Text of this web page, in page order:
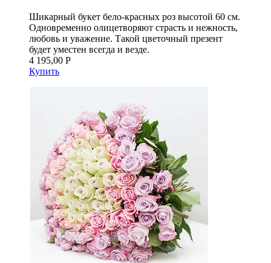
Шикарный букет бело-красных роз высотой 60 см.
Одновременно олицетворяют страсть и нежность,
любовь и уважение. Такой цветочный презент
будет уместен всегда и везде.
4 195,00 Р
Купить